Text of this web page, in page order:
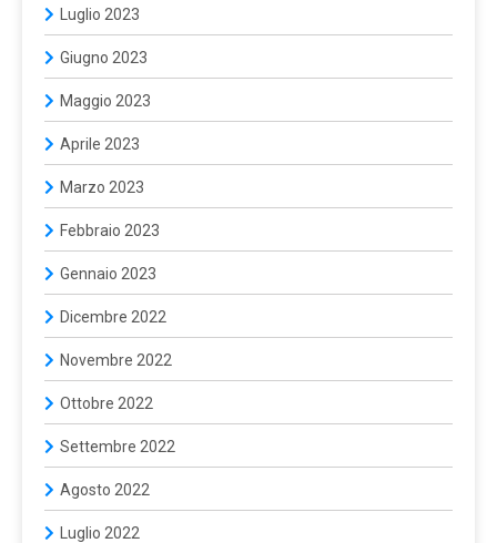
Luglio 2023
Giugno 2023
Maggio 2023
Aprile 2023
Marzo 2023
Febbraio 2023
Gennaio 2023
Dicembre 2022
Novembre 2022
Ottobre 2022
Settembre 2022
Agosto 2022
Luglio 2022